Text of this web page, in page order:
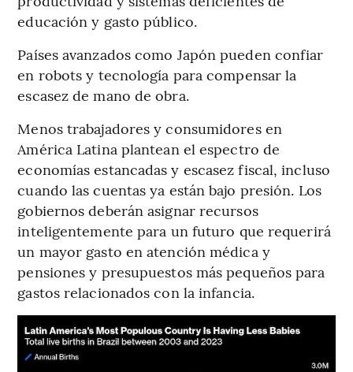
educación y gasto público.
Países avanzados como Japón pueden confiar
en robots y tecnología para compensar la
escasez de mano de obra.
Menos trabajadores y consumidores en
América Latina plantean el espectro de
economías estancadas y escasez fiscal, incluso
cuando las cuentas ya están bajo presión. Los
gobiernos deberán asignar recursos
inteligentemente para un futuro que requerirá
un mayor gasto en atención médica y
pensiones y presupuestos más pequeños para
gastos relacionados con la infancia.